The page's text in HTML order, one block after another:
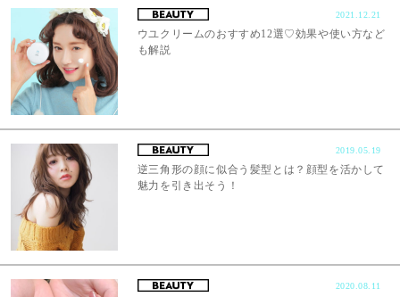
2021.12.21
ウユクリームのおすすめ12選♡効果や使い方など
も解説
2019.05.19
逆三角形の顔に似合う髪型とは？顔型を活かして
魅力を引き出そう！
2020.08.11